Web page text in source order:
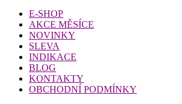
E-SHOP
AKCE MĚSÍCE
NOVINKY
SLEVA
INDIKACE
BLOG
KONTAKTY
OBCHODNÍ PODMÍNKY